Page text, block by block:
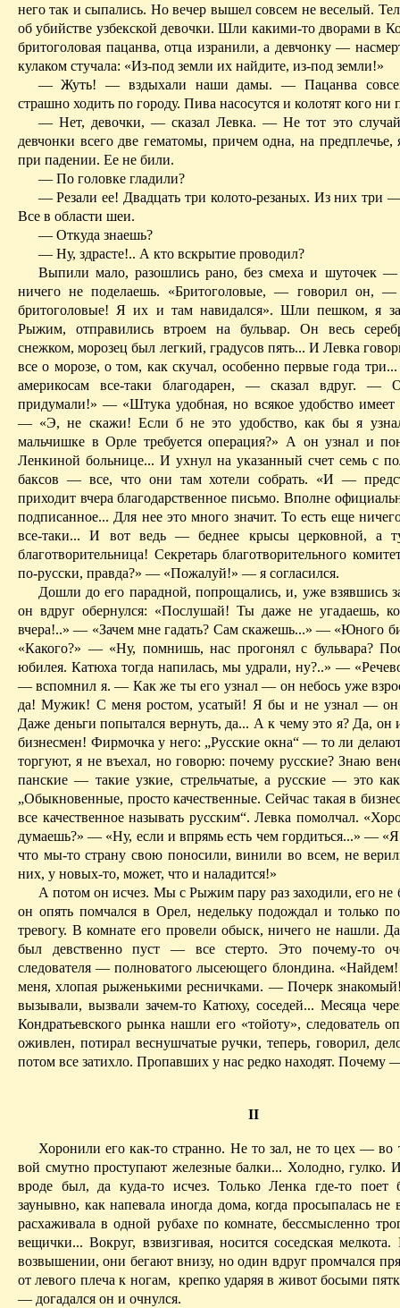
него так и сыпались. Но вечер вышел совсем не веселый.
об убий­стве узбекской девочки. Шли какими-то дворами в
бритоголовая пацанва, отца изранили, а дев­чонку —
кулаком стучала: «Из-под земли их найдите, из-под земли!»
— Жуть! — вздыхали наши дамы. — Пацанва
страшно ходить по го­роду. Пива насосутся и колотят кого ни
— Нет, девочки, — сказал Левка. — Не тот это
девчонки всего две гематомы, причем одна, на предплечье,
при падении. Ее не били.
— По головке гладили?
— Резали ее! Двадцать три колото-резаных. Из них три
Все в области шеи.
— Откуда знаешь?
— Ну, здрасте!.. А кто вскрытие проводил?
Вы­пили мало, разошлись рано, без смеха и шуточек —
ничего не поделаешь. «Бритоголовые, — говорил он,
бритоголовые! Я их и там навидался». Шли пешком, я
Рыжим, отправились втроем на бульвар. Он весь
снежком, морозец был легкий, граду­сов пять... И Левка
все о морозе, о том, как скучал, особенно первые года
америкосам все-та­ки благодарен, — сказал вдруг. —
придумали!» — «Штука удоб­ная, но всякое удобство имеет
— «Э, не ска­жи! Если б не это удобство, как бы я
мальчишке в Орле требуется операция?» А он узнал и
Ленкиной больнице... И ухнул на указанный счет семь с
баксов — все, что они там хотели собрать. «И —
приходит вчера благодарственное письмо. Вполне
подписанное... Для нее это много значит. То есть еще
все-таки... И вот ведь — беднее крысы церковной, а
благотворитель­ница! Секретарь благотворительного
по-русски, правда?» — «По­жалуй!» — я согласился.
Дошли до его парадной, попрощались, и, уже взявшись
он вдруг обернулся: «Послушай! Ты даже не угадаешь,
вчера­!..» — «Зачем мне гадать? Сам скажешь...» — «Юного
«Какого?» — «Ну, помнишь, нас прогонял с бульвара?
юби­лея. Катюха тогда напилась, мы удрали, ну?..» —
— вспомнил я. — Как же ты его узнал — он небось уже
да! Мужик! С меня ростом, усатый! Я бы и не узнал — он
Даже деньги попытался вернуть, да... А к чему это я? Да, он
биз­несмен! Фирмочка у него: „Русские окна“ — то ли
торгу­ют, я не въехал, но говорю: почему русские? Знаю
панские — такие узкие, стрельчатые, а русские — это
„Обыкновенные, просто качествен­ные. Сейчас такая в
все качественное называть русским“. Левка помолчал.
думаешь?» — «Ну, если и впрямь есть чем гор­диться...» —
что мы-то страну свою поносили, винили во всем, не
них, у новых-то, может, что и наладится!»
А потом он исчез. Мы с Рыжим пару раз заходили, его не
он опять помчался в Орел, недельку подождал и только
тревогу. В комнате его провели обыск, ничего не нашли.
был девственно пуст — все стерто. Это почему-то
следователя — полноватого лысеющего блондина.
меня, хлопая рыженькими ресничками. — Почерк
вызывали, вызвали зачем-то Катюху, соседей... Месяца
Кондратьевского рынка нашли его «тойоту», следователь
оживлен, потирал веснушчатые ручки, теперь, говорил,
потом все затихло. Пропавших у нас редко находят. Почему
II
Хоронили его как-то странно. Не то зал, не то цех — во
вой смутно проступают железные балки... Холодно, гулко.
вроде был, да куда-то исчез. Только Ленка где-то поет
заунывно, как напевала иногда дома, когда просыпалась не
расхаживала в одной рубахе по комнате, бессмысленно
вещички... Вокруг, взвизгивая, носится соседская
возвышении, они бегают внизу, но один вдруг промчался
от левого плеча к ногам, крепко ударяя в живот босыми
— догадался он и очнулся.